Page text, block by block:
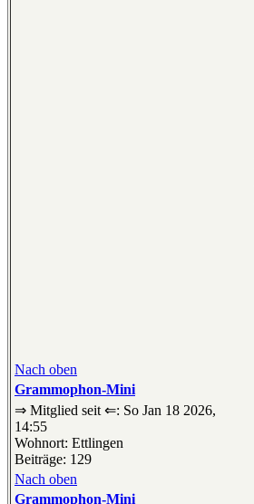
Nach oben
Grammophon-Mini
⇒ Mitglied seit ⇐: So Jan 18 2026,
14:55
Wohnort: Ettlingen
Beiträge: 129
Nach oben
Grammophon-Mini